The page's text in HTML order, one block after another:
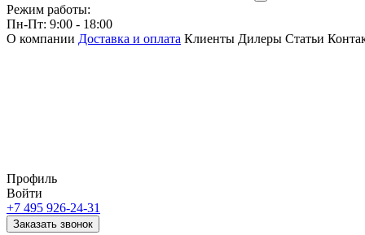
Режим работы:
Пн-Пт: 9:00 - 18:00
О компании Доставка и оплата Клиенты Дилеры Статьи
Профиль
Войти
+7 495 926-24-31
Заказать звонок